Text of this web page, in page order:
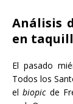
Análisis
en
El pasado
Todos los
elbiopicde